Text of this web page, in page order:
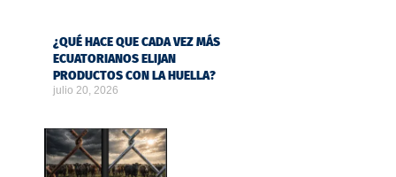
¿QUÉ HACE QUE CADA VEZ MÁS
ECUATORIANOS ELIJAN
PRODUCTOS CON LA HUELLA?
julio 20, 2026